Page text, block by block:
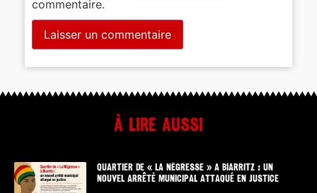
commentaire.
À lire aussi
QUARTIER DE « LA NÉGRESSE » A BIARRITZ : UN
NOUVEL ARRÊTÉ MUNICIPAL ATTAQUÉ EN JUSTICE